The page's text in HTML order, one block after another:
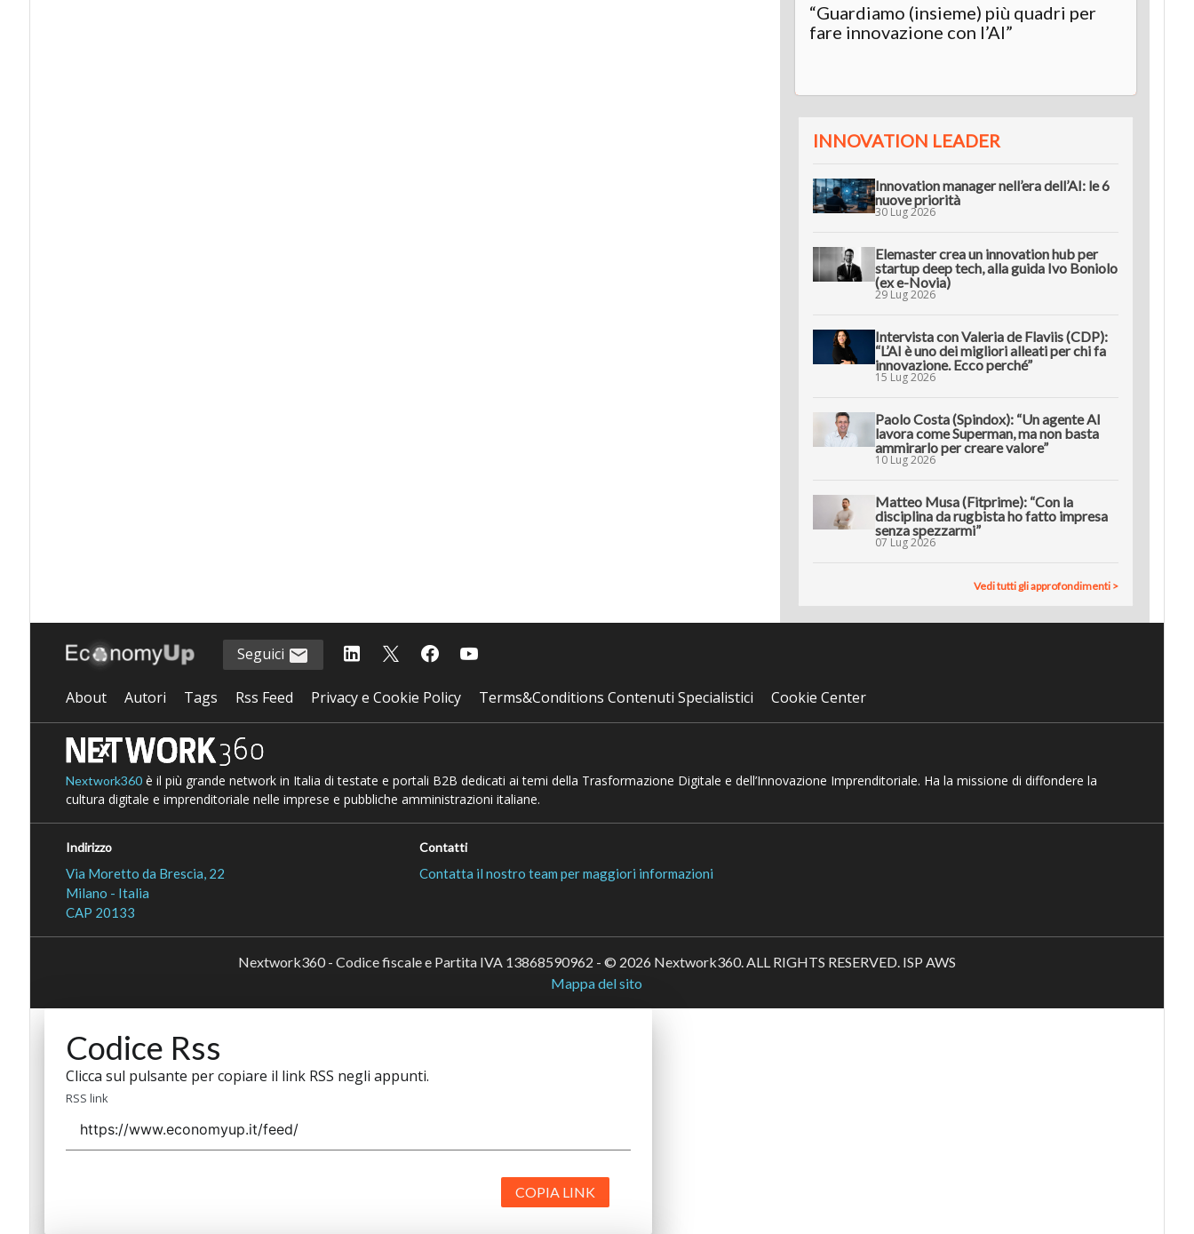
“Guardiamo (insieme) più quadri per
fare innovazione con l’AI”
INNOVATION LEADER
Innovation manager nell’era dell’AI: le 6
nuove priorità
30 Lug 2026
Elemaster crea un innovation hub per
startup deep tech, alla guida Ivo Boniolo
(ex e-Novia)
29 Lug 2026
Intervista con Valeria de Flaviis (CDP):
“L’AI è uno dei migliori alleati per chi fa
innovazione. Ecco perché”
15 Lug 2026
Paolo Costa (Spindox): “Un agente AI
lavora come Superman, ma non basta
ammirarlo per creare valore”
10 Lug 2026
Matteo Musa (Fitprime): “Con la
disciplina da rugbista ho fatto impresa
senza spezzarmi”
07 Lug 2026
Vedi tutti gli approfondimenti >
Seguici
About Autori Tags Rss Feed Privacy e Cookie Policy Terms&Conditions Contenuti Specialistici Cookie Center
Nextwork360è il più grande network in Italia di testate e portali B2B dedicati ai temi della Trasformazione Digitale e dell’Innovazione Imprenditoriale. Ha la missione di diffondere la
cultura digitale e imprenditoriale nelle imprese e pubbliche amministrazioni italiane.
Indirizzo
Via Moretto da Brescia, 22
Milano - Italia
CAP 20133
Contatti
Contatta il nostro team per maggiori informazioni
Nextwork360 - Codice fiscale e Partita IVA 13868590962 - © 2026 Nextwork360. ALL RIGHTS RESERVED. ISP AWS
Mappa del sito
Codice Rss
Clicca sul pulsante per copiare il link RSS negli appunti.
RSS link
COPIA LINK